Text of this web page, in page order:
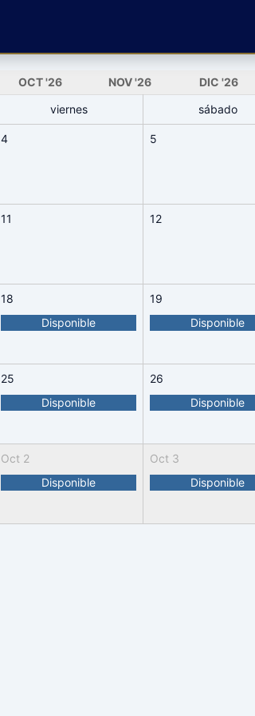
OCT'26 NOV'26 DIC '26
viernes sábado
4 5
11 12
18
Disponible
19
Disponible
25
Disponible
26
Disponible
Oct 2
Disponible
Oct 3
Disponible